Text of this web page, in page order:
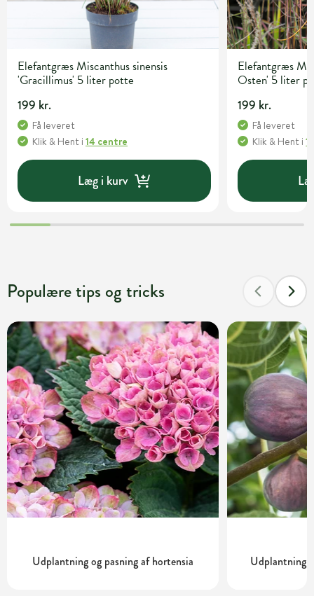
Elefantgræs Miscanthus sinensis
'Gracillimus' 5 liter potte
199 kr.
Få leveret
Klik & Hent i 14 centre
Læg i kurv
Elefantgræs
Osten' 5 liter
199 kr.
Få leveret
Klik & Hent i
Populære tips og tricks
Udplantning og pasning af hortensia Udplantning